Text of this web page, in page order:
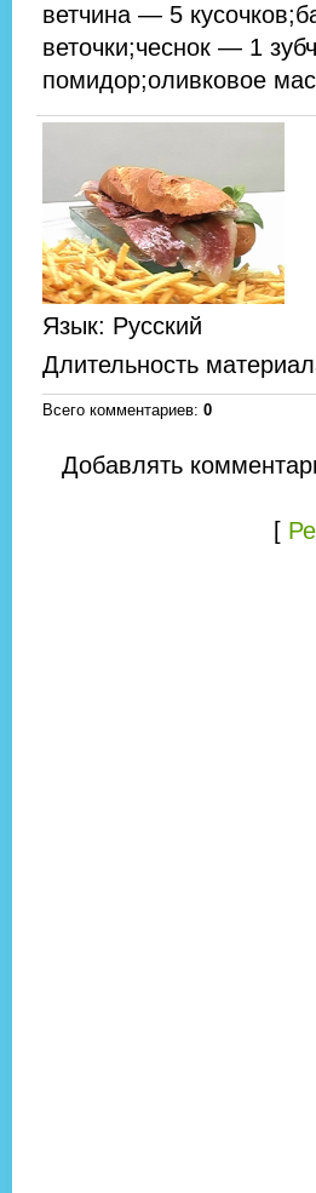
ветчина — 5
веточки;чеснок — 1
помидор;оливковое
Язык: Русский
Длительность
Всего комментариев: 0
Добавлять
[